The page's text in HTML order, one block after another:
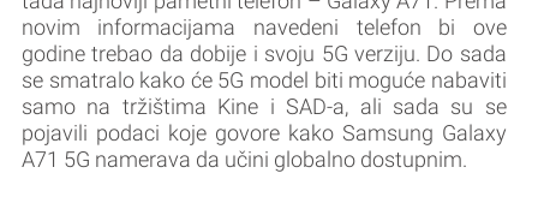
novim informacijama navedeni telefon bi ove
godine trebao da dobije i svoju 5G verziju. Do sada
se smatralo kako će 5G model biti moguće nabaviti
samo na tržištima Kine i SAD-a, ali sada su se
pojavili podaci koje govore kako Samsung Galaxy
A71 5G namerava da učini globalno dostupnim.